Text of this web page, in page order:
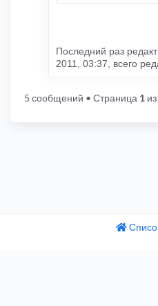
Последний раз
2011, 03:37, всего
5 сообщений • Страница 1 из